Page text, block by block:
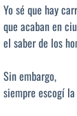
Yo sé que hay
que acaban en
el saber de los
Sin embargo,
siempre escogí